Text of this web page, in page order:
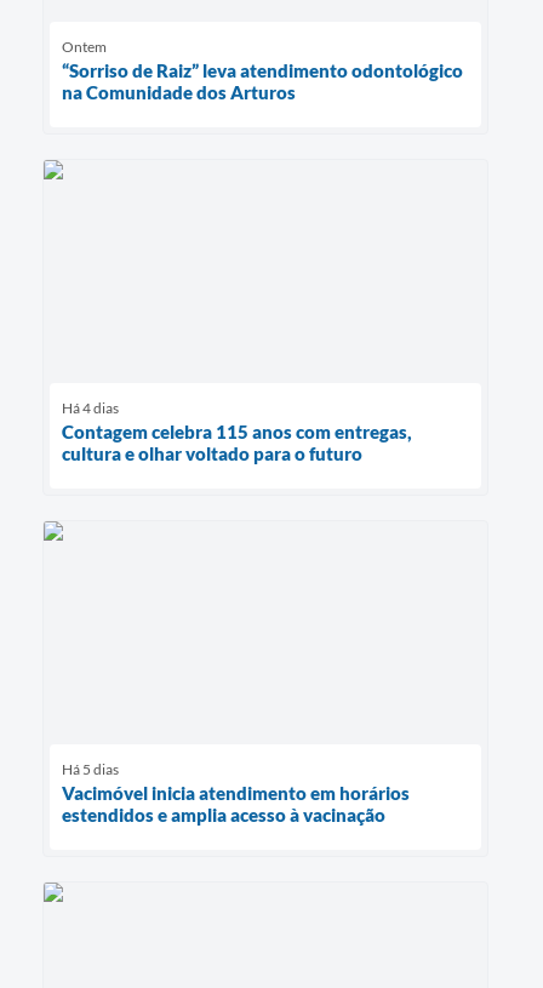
Ontem
“Sorriso de Raiz” leva atendimento odontológico
na Comunidade dos Arturos
Há 4 dias
Contagem celebra 115 anos com entregas,
cultura e olhar voltado para o futuro
Há 5 dias
Vacimóvel inicia atendimento em horários
estendidos e amplia acesso à vacinação